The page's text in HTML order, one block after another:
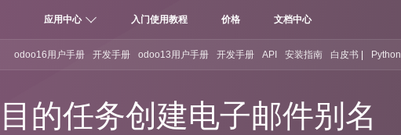
应用中心 入门使用教程 价格 文档中心
odoo16用户手册 开发手册 odoo13用户手册 开发手册 API 安装指南 白皮书 Python
的任务创建电子邮件别名